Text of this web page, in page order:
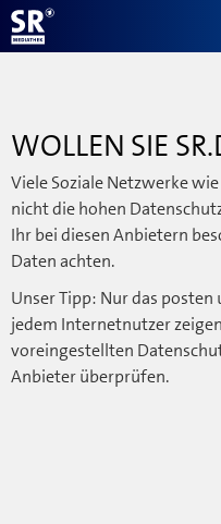
WOLLEN SIE
Viele Soziale Netzwerke
nicht die hohen
Ihr bei diesen Anbietern
Daten achten.
Unser Tipp: Nur das
jedem Internetnutzer
voreingestellten
Anbieter überprüfen.